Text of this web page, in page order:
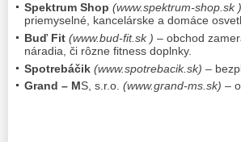
Spektrum Shop (www.spektrum-shop.sk )
priemyselné, kancelárske a domáce
Buď Fit (www.bud-fit.sk ) – obchod
náradia, či rôzne fitness doplnky.
Spotrebáčik (www.spotrebacik.sk) –
Grand – MS, s.r.o. (www.grand-ms.sk) –